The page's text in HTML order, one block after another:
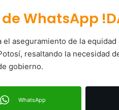
WhatsApp
aseguramiento de la
resaltando la necesidad
gobierno.
WhatsApp
Ruth
nuevo
Gobierno